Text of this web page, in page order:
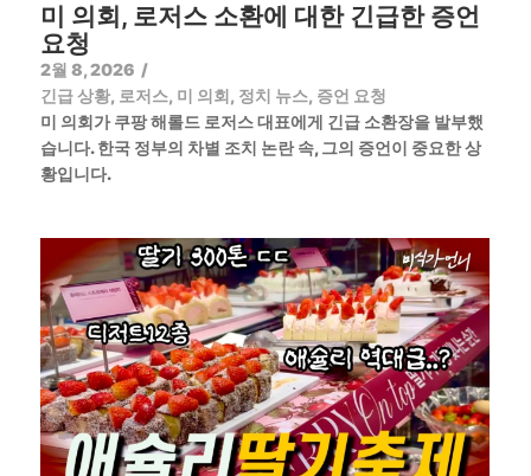
미 의회, 로저스 소환에 대한 긴급한 증언
요청
2월 8, 2026 /
긴급 상황, 로저스, 미 의회, 정치 뉴스, 증언 요청
미 의회가 쿠팡 해롤드 로저스 대표에게 긴급 소환장을 발부했
습니다. 한국 정부의 차별 조치 논란 속, 그의 증언이 중요한 상
황입니다.